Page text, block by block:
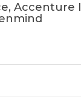
Accenture